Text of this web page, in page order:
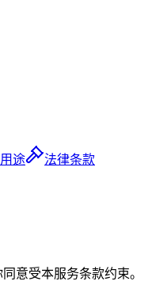
途 法律条款
意受本服务条款约束。